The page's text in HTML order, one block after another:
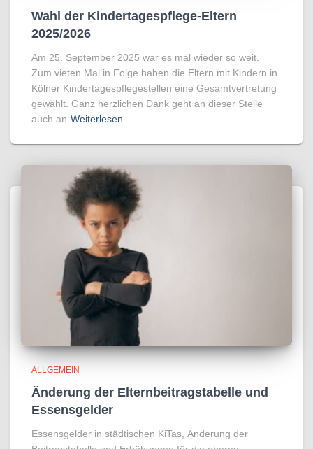
Wahl der Kindertagespflege-Eltern
2025/2026
Am 25. September 2025 war es mal wieder so weit.
Zum vieten Mal in Folge haben die Eltern mit Kindern in
Kölner Kindertagespflegestellen eine Gesamtvertretung
gewählt. Ganz herzlichen Dank geht an dieser Stelle
auch an Weiterlesen
ALLGEMEIN
Änderung der Elternbeitragstabelle und
Essensgelder
Essensgelder in städtischen KiTas, Änderung der